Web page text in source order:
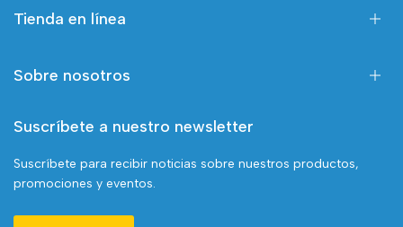
Tienda en línea
Sobre nosotros
Suscríbete a nuestro newsletter
Suscríbete para recibir noticias sobre nuestros productos,
promociones y eventos.